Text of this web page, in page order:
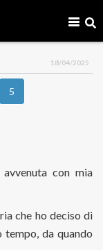
18/04/2025
5
con mia
che ho deciso di
da quando